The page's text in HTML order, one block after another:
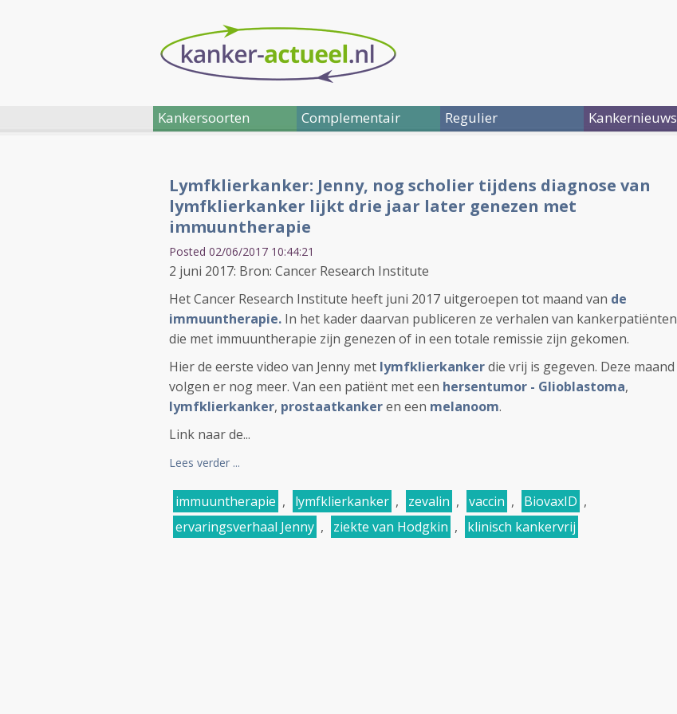
Kankersoorten Complementair Regulier Kankernieuws
Lymfklierkanker: Jenny, nog scholier tijdens diagnose van
lymfklierkanker lijkt drie jaar later genezen met
immuuntherapie
Posted 02/06/2017 10:44:21
2 juni 2017: Bron: Cancer Research Institute
Het Cancer Research Institute heeft juni 2017 uitgeroepen tot maand van de
immuuntherapie. In het kader daarvan publiceren ze verhalen van kankerpatiënten
die met immuuntherapie zijn genezen of in een totale remissie zijn gekomen.
Hier de eerste video van Jenny met lymfklierkankerdie vrij is gegeven. Deze maand
volgen er nog meer. Van een patiënt met een hersentumor - Glioblastoma,
lymfklierkanker, prostaatkankeren een melanoom.
Link naar de...
Lees verder ...
immuuntherapie , lymfklierkanker , zevalin , vaccin , BiovaxID ,
ervaringsverhaal Jenny , ziekte van Hodgkin , klinisch kankervrij